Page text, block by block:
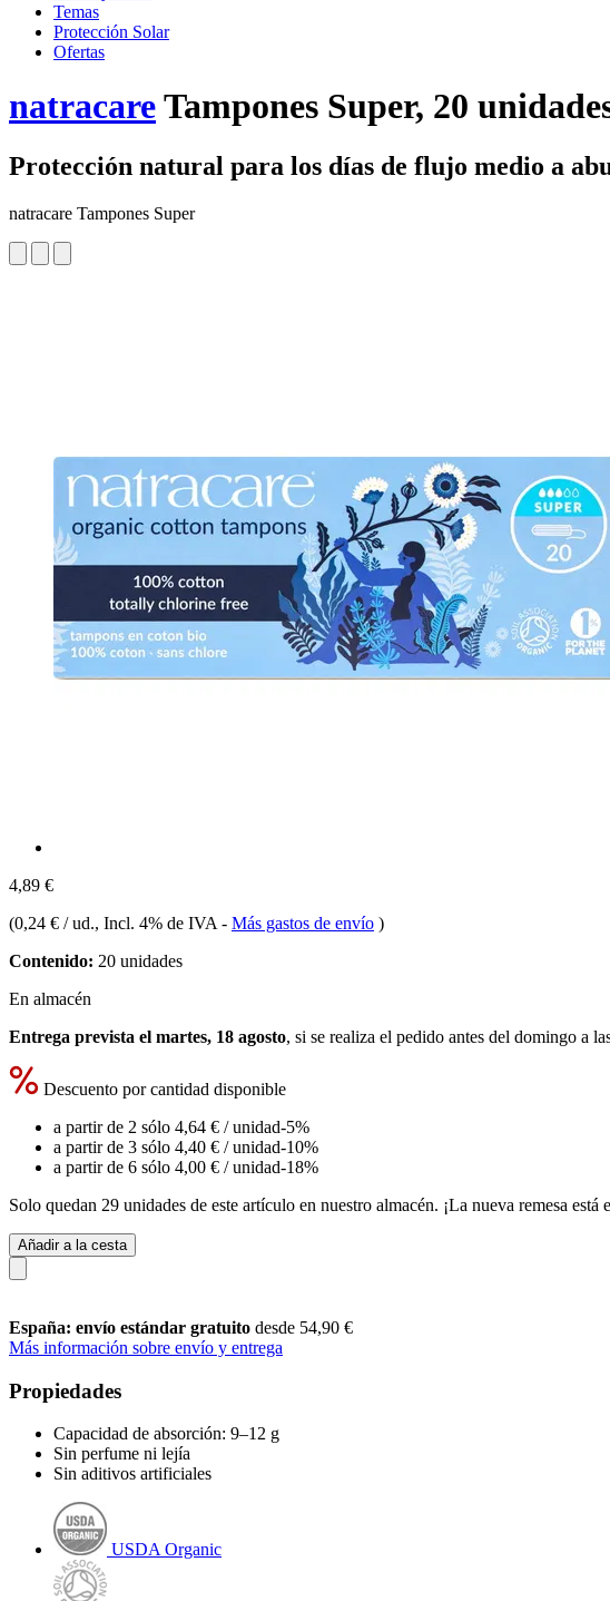
Temas
Protección Solar
Ofertas
natracareTampones Super, 20
Protección natural para los días de flujo medio a
natracare Tampones Super
4,89 €
(0,24 € / ud., Incl. 4% de IVA - Más gastos de envío )
Contenido: 20 unidades
En almacén
Entrega prevista el martes, 18 agosto, si se realiza el pedido antes del domingo a
Descuento por cantidad disponible
a partir de 2 sólo 4,64 € / unidad-5%
a partir de 3 sólo 4,40 € / unidad-10%
a partir de 6 sólo 4,00 € / unidad-18%
Solo quedan 29 unidades de este artículo en nuestro almacén. ¡La nueva remesa
Añadir a la cesta
España: envío estándar gratuito desde 54,90 €
Más información sobre envío y entrega
Propiedades
Capacidad de absorción: 9–12 g
Sin perfume ni lejía
Sin aditivos artificiales
USDA Organic